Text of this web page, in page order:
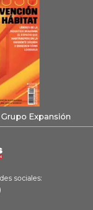
Expansión
sociales: